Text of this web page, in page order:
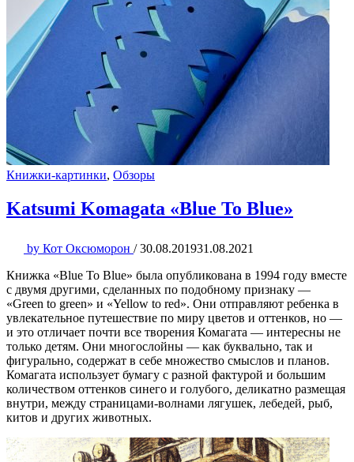
Книжки-картинки, Обзоры
Katsumi Komagata «Blue To Blue»
by Кот Оксюморон / 30.08.201931.08.2021
Книжка «Blue To Blue» была опубликована в 1994 году вместе
с двумя другими, сделанных по подобному признаку —
«Green to green» и «Yellow to red». Они отправляют ребенка в
увлекательное путешествие по миру цветов и оттенков, но —
и это отличает почти все творения Комагата — интересны не
только детям. Они многослойны — как буквально, так и
фигурально, содержат в себе множество смыслов и планов.
Комагата использует бумагу с разной фактурой и большим
количеством оттенков синего и голубого, деликатно размещая
внутри, между страницами-волнами лягушек, лебедей, рыб,
китов и других животных.